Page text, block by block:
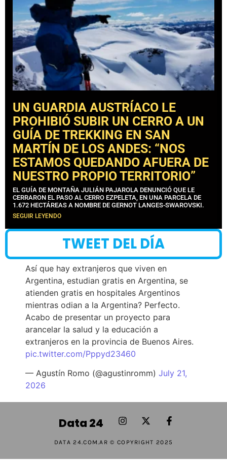
UN GUARDIA AUSTRÍACO LE
PROHIBIÓ SUBIR UN CERRO A UN
GUÍA DE TREKKING EN SAN
MARTÍN DE LOS ANDES: “NOS
ESTAMOS QUEDANDO AFUERA DE
NUESTRO PROPIO TERRITORIO”
EL GUÍA DE MONTAÑA JULIÁN PAJAROLA DENUNCIÓ QUE LE
CERRARON EL PASO AL CERRO EZPELETA, EN UNA PARCELA DE
1.672 HECTÁREAS A NOMBRE DE GERNOT LANGES-SWAROVSKI.
SEGUIR LEYENDO
TWEET DEL DÍA
Así que hay extranjeros que viven en
Argentina, estudian gratis en Argentina, se
atienden gratis en hospitales Argentinos
mientras odian a la Argentina? Perfecto.
Acabo de presentar un proyecto para
arancelar la salud y la educación a
extranjeros en la provincia de Buenos Aires.
pic.twitter.com/Pppyd23460
— Agustín Romo (@agustinromm) July 21,
2026
Data 24
DATA 24.COM.AR © COPYRIGHT 2025